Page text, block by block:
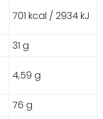
701 kcal / 2934 kJ
31 g
4,59 g
76 g